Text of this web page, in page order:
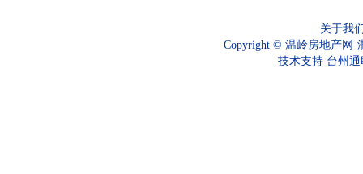
关于我
Copyright © 温岭房地产网·
技术支持 台州